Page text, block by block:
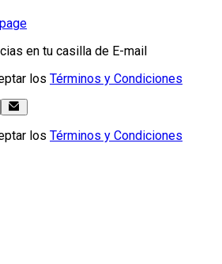
en tu casilla de E-mail
los Términos y Condiciones
los Términos y Condiciones